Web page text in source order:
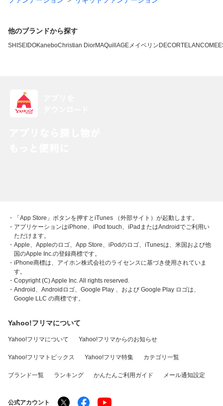
他のブランドから探す
SHISEIDOKaneboChristian DiorMAQuillAGEメイベリン DECORTELANCOME
・「App Store」ボタンを押すとiTunes （外部サイト）が起動します。
・アプリケーションはiPhone、iPod touch、iPadまたはAndroidでご利用い
ただけます。
・Apple、Appleのロゴ、App Store、iPodのロゴ、iTunesは、米国および他
国のApple Inc.の登録商標です。
・iPhone商標は、アイホン株式会社のライセンスに基づき使用されていま
す。
・Copyright (C) Apple Inc. All rights reserved.
・Android、Androidロゴ、Google Play 、および Google Play ロゴは、
Google LLC の商標です。
Yahoo!フリマについて
Yahoo!フリマについて Yahoo!フリマからのお知らせ
Yahoo!フリマトピックス Yahoo!フリマ特集 カテゴリ一覧
ブランド一覧 ランキング かんたんご利用ガイド メール通知設定
公式アカウント